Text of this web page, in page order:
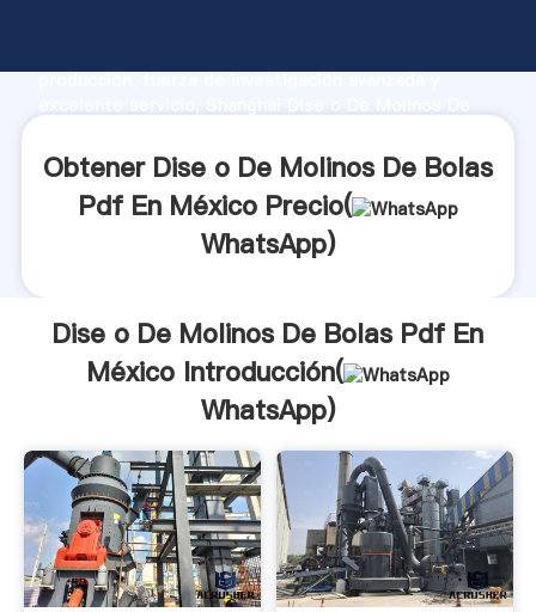
producción, fuerza de investigación avanzada y
valores a todos los clientes.
Obtener Dise o De Molinos De Bolas
Pdf En México Precio(
WhatsApp)
Dise o De Molinos De Bolas Pdf En
México Introducción(
WhatsApp)